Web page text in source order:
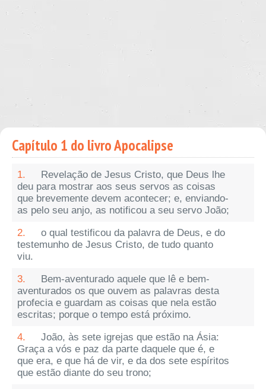
Capítulo 1 do livro Apocalipse
1.
Revelação de Jesus Cristo, que Deus lhe
deu para mostrar aos seus servos as coisas
que brevemente devem acontecer; e, enviando-
as pelo seu anjo, as notificou a seu servo João;
2.
o qual testificou da palavra de Deus, e do
testemunho de Jesus Cristo, de tudo quanto
viu.
3.
Bem-aventurado aquele que lê e bem-
aventurados os que ouvem as palavras desta
profecia e guardam as coisas que nela estão
escritas; porque o tempo está próximo.
4.
João, às sete igrejas que estão na Ásia:
Graça a vós e paz da parte daquele que é, e
que era, e que há de vir, e da dos sete espíritos
que estão diante do seu trono;